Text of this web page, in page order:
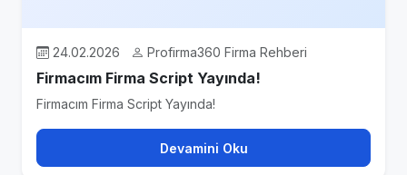
24.02.2026 Profirma360 Firma Rehberi
Firmacım Firma Script Yayında!
Firmacım Firma Script Yayında!
Devamini Oku